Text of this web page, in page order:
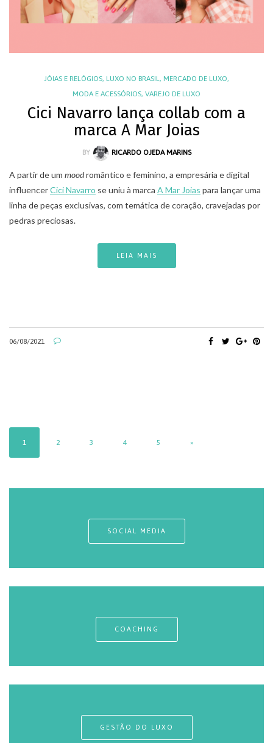
JÓIAS E RELÓGIOS, LUXO NO BRASIL, MERCADO DE LUXO,
MODA E ACESSÓRIOS, VAREJO DE LUXO
Cici Navarro lança collab com a
marca A Mar Joias
BY RICARDO OJEDA MARINS
A partir de um moodromântico e feminino, a empresária e digital
influencerCici Navarro se uniu à marca A Mar Joias para lançar uma
linha de peças exclusivas, com temática de coração, cravejadas por
pedras preciosas.
LEIA MAIS
06/08/2021
1 2 3 4 5 »
SOCIAL MEDIA
COACHING
GESTÃO DO LUXO